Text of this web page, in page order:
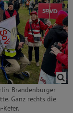
Brandenburger
Ganz rechts die